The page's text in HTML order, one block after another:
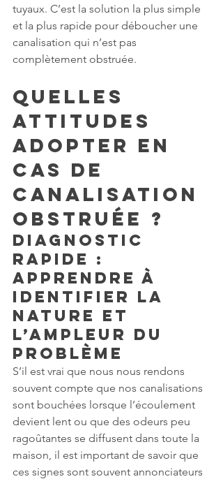
tuyaux. C’est la solution la plus simple
et la plus rapide pour déboucher une
canalisation qui n’est pas
complètement obstruée.
Quelles
attitudes
adopter en
cas de
canalisation
obstruée ?
Diagnostic
rapide :
Apprendre à
identifier la
nature et
l’ampleur du
problème
S’il est vrai que nous nous rendons
souvent compte que nos canalisations
sont bouchées lorsque l’écoulement
devient lent ou que des odeurs peu
ragoûtantes se diffusent dans toute la
maison, il est important de savoir que
ces signes sont souvent annonciateurs